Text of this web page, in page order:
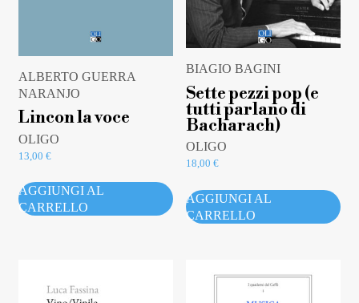
ALBERTO GUERRA
NARANJO
Lincon la voce
OLIGO
13,00 €
AGGIUNGI AL
CARRELLO
BIAGIO BAGINI
Sette pezzi pop (e
tutti parlano di
Bacharach)
OLIGO
18,00€
AGGIUNGI AL
CARRELLO